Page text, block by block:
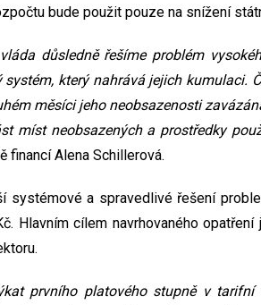
bude použit pouze na snížení
důsledně řešíme problém
systém, který nahrává jejich kumulaci.
měsíci jeho neobsazenosti
míst neobsazených a prostředky
financí Alena Schillerová.
systémové a spravedlivé řešení
Hlavním cílem navrhovaného
prvního platového stupně v